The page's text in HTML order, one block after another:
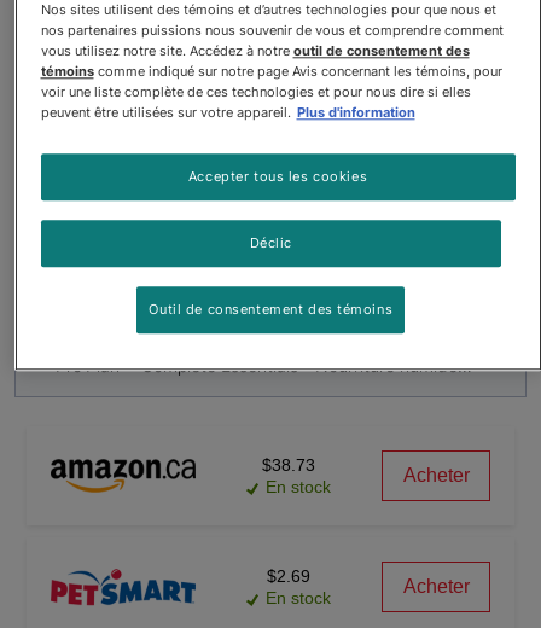
Nouveau produit
Pro Planᴹᴰ Complete
Essentials – Nourriture humide
pour chats adultes, Entrée de
fruits de mer sans grains
Purinaᴹᴰ Pro Planᴹᴰ
Pro Planᴹᴰ Complete Essentials – Nourriture humide pour
$38.73
En stock
Acheter
$2.69
En stock
Acheter
Nos sites utilisent des témoins et d’autres technologies pour que nous et
nos partenaires puissions nous souvenir de vous et comprendre comment
vous utilisez notre site. Accédez à notre outil de consentement des
témoinscomme indiqué sur notre page Avis concernant les témoins, pour
voir une liste complète de ces technologies et pour nous dire si elles
peuvent être utilisées sur votre appareil. Plus d'information
Déclic
Accepter tous les cookies
Outil de consentement des témoins